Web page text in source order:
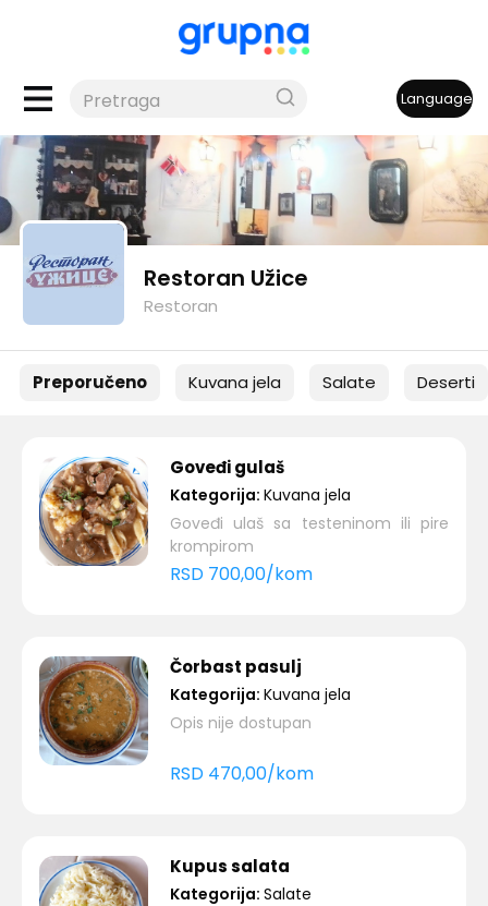
Language
Restoran Užice
Restoran
Preporučeno Kuvana jela Salate Deserti
Goveđi gulaš
Kategorija: Kuvana jela
Goveđi ulaš sa testeninom ili pire
krompirom
RSD 700,00/kom
Čorbast pasulj
Kategorija: Kuvana jela
Opis nije dostupan
RSD 470,00/kom
Kupus salata
Kategorija: Salate